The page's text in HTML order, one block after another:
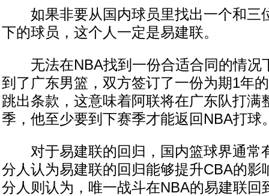
如果非要从国内球员里找出一个和三
下的球员，这个人一定是易建联。
无法在NBA找到一份合适合同的情况
到了广东男篮，双方签订了一份为期1年
跳出条款，这意味着阿联将在广东队打满
季，他至少要到下赛季才能返回NBA打球
对于易建联的回归，国内篮球界通常
分人认为易建联的回归能够提升CBA的影
分人则认为，唯一战斗在NBA的易建联回